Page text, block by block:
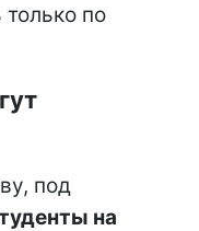
только по
под
на